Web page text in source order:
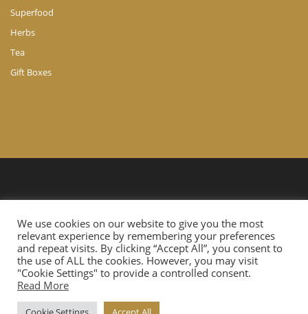
Superfood
Herbs
Tea
Gift Boxes
Website Developed by Cloudtech.com.cy
We use cookies on our website to give you the most
relevant experience by remembering your preferences
and repeat visits. By clicking “Accept All”, you consent to
the use of ALL the cookies. However, you may visit
"Cookie Settings" to provide a controlled consent.
Read More